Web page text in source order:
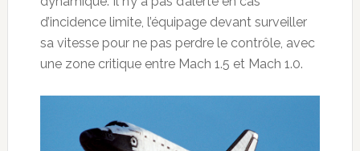
d’incidence limite, l’équipage devant surveiller
sa vitesse pour ne pas perdre le contrôle, avec
une zone critique entre Mach 1.5 et Mach 1.0.